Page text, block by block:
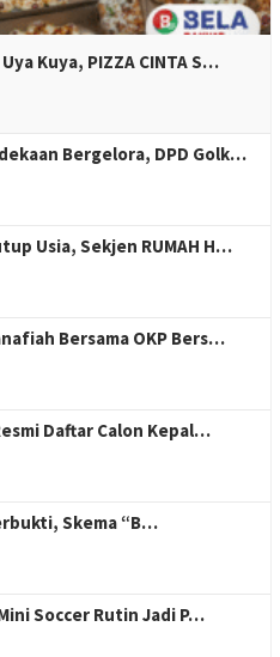
Kuya, PIZZA CINTA S…
Bergelora, DPD Golk…
Usia, Sekjen RUMAH H…
Bersama OKP Bers…
Daftar Calon Kepal…
Skema “B…
Soccer Rutin Jadi P…